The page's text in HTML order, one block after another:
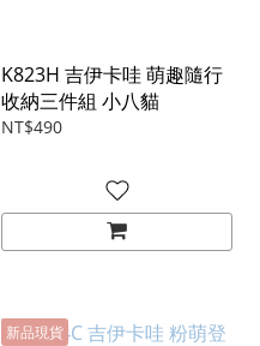
K823H 吉伊卡哇 萌趣隨行
收納三件組 小八貓
NT$490
新品現貨